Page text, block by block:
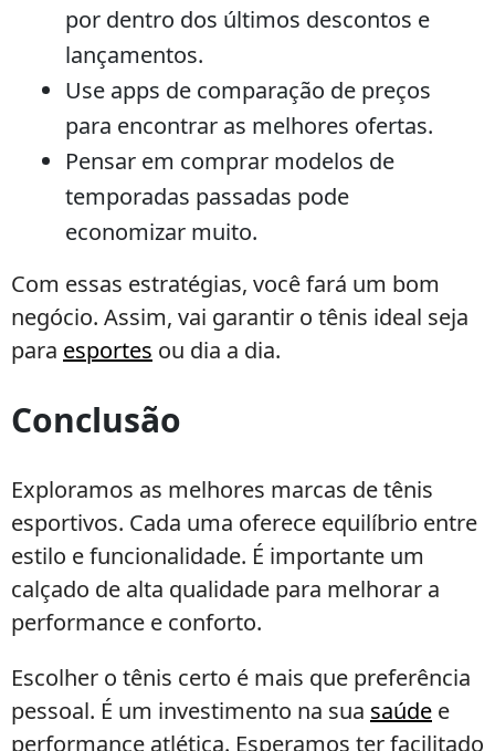
por dentro dos últimos descontos e
lançamentos.
Use apps de comparação de preços
para encontrar as melhores ofertas.
Pensar em comprar modelos de
temporadas passadas pode
economizar muito.
Com essas estratégias, você fará um bom
negócio. Assim, vai garantir o tênis ideal seja
para esportes ou dia a dia.
Conclusão
Exploramos as melhores marcas de tênis
esportivos. Cada uma oferece equilíbrio entre
estilo e funcionalidade. É importante um
calçado de alta qualidade para melhorar a
performance e conforto.
Escolher o tênis certo é mais que preferência
pessoal. É um investimento na sua saúde e
performance atlética. Esperamos ter facilitado